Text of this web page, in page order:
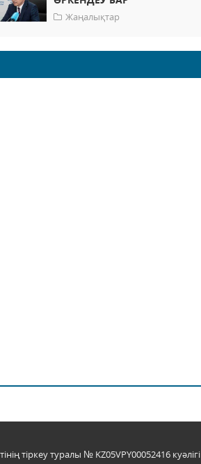
Жаңалықтар
тіркеу туралы № KZ05VPY00052416 куәлігі